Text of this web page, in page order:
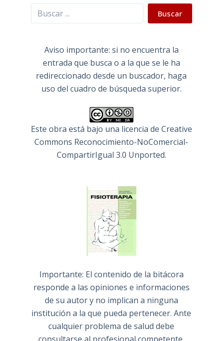
Buscar Buscar
Aviso importante: si no encuentra la
entrada que busca o a la que se le ha
redireccionado desde un buscador, haga
uso del cuadro de búsqueda superior.
Este obra está bajo una licencia de Creative
Commons Reconocimiento-NoComercial-
CompartirIgual 3.0 Unported.
Importante: El contenido de la bitácora
responde a las opiniones e informaciones
de su autor y no implican a ninguna
institución a la que pueda pertenecer. Ante
cualquier problema de salud debe